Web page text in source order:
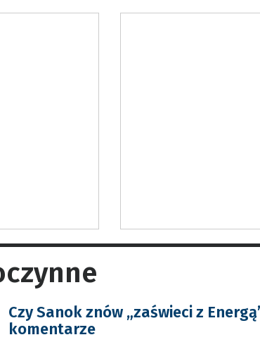
Czy Sanok znów „zaświeci z
komentarze